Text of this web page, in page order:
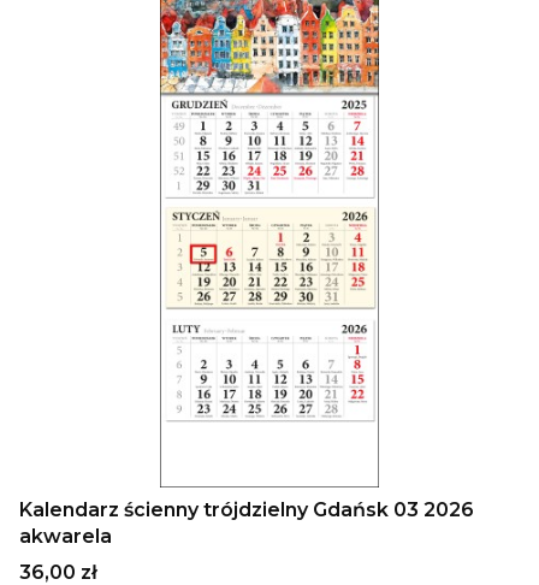
Kalendarz ścienny trójdzielny Gdańsk 03 2026
akwarela
Cena
36,00 zł